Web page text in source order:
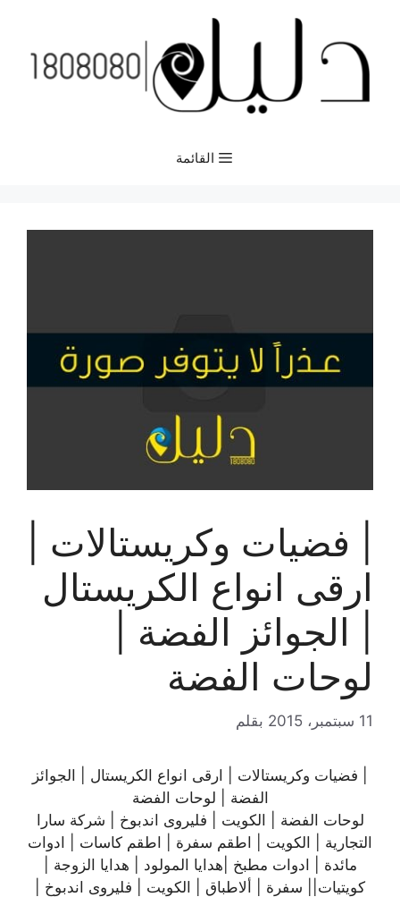
المحتوى
القائمة
| فضيات وكريستالات |
ارقى انواع الكريستال
| الجوائز الفضة |
لوحات الفضة
11 سبتمبر، 2015 بقلم
| فضيات وكريستالات | ارقى انواع الكريستال | الجوائز
الفضة | لوحات الفضة
لوحات الفضة | الكويت | فليروى اندبوخ | شركة سارا
التجارية | الكويت | اطقم سفرة | اطقم كاسات | ادوات
مائدة | ادوات مطبخ |هدايا المولود | هدايا الزوجة |
كويتيات|| سفرة | ألاطباق | الكويت | فليروى اندبوخ |